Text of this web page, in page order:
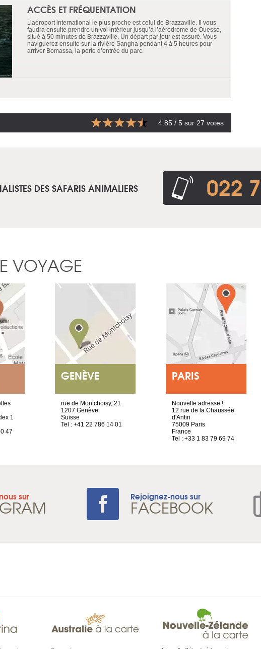
ACCÈS ET FRÉQUENTATION
L’aéroport international le plus proche est celui de Brazzaville. Il vous
faudra ensuite prendre un vol intérieur jusqu’à l’aérodrome de Ouesso,
situé à 50 minutes de Brazzaville. Un départ par jour est assuré. Vous
naviguerez ensuite sur la rivière Sangha pendant 4 à 5 heures pour
arriver Bomassa, la porte d’entrée du parc.
4.85 / 5 sur 27 votes
DES SAFARIS ANIMALIERS 022
VOYAGE
1
47
GENÈVE
rue de Montchoisy, 21
1207 Genève
Suisse
Tel : +41 22 786 14 01
PARIS
Nouvelle adresse !
12 rue de la Chaussée
d'Antin
75009 Paris
France
Tel : +33 1 83 79 69 74
sur Rejoignez-nous sur
FACEBOOK